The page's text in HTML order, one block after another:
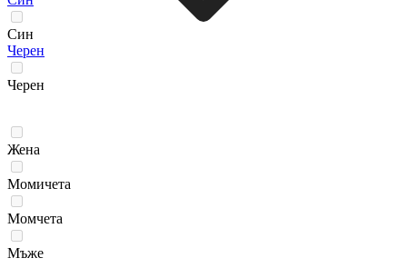
Син
Черен
Черен
Жена
Момичета
Момчета
Мъже